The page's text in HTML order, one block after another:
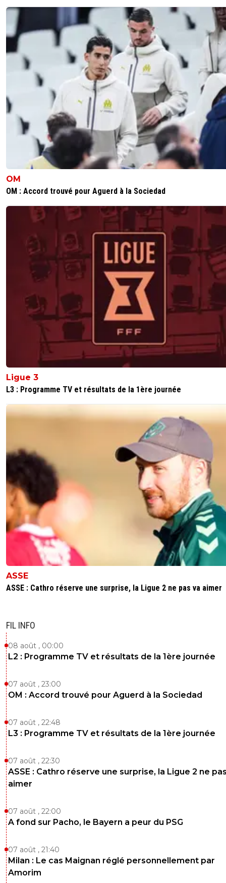
Répondre
ponsard 31 mars 2016 à 19:17
Il ne s'est pas fait prendre dans n'importe quel rayon
Répondre
therockgone-skypiii 31 mars 2016 à 19:00 +0
Faut lui expliquer à quoi sert le lacet pour lunettes. Il faut
mettre la cordelette derrière sinon les lunettes vont
Répondre
lementaliste13 31 mars 2016 à 18:57
on-l-a-jouer-chez-toi
et dire qu'il aurait pue atterrir a Lanùs.... sa sent
bon cette histoire^^!!
31 mars 2016 à 21:55
Mdrrrr pas mal
0+ Répondre
OM
OM : Accord trouvé pour Aguerd à la Sociedad
Ligue 3
L3 : Programme TV et résultats de la 1ère journée
ASSE
ASSE : Cathro réserve une surprise, la Ligue 2 ne pas va aimer
FIL INFO
08 août , 00:00
L2 : Programme TV et résultats de la 1ère journée
07 août , 23:00
OM : Accord trouvé pour Aguerd à la Sociedad
07 août , 22:48
L3 : Programme TV et résultats de la 1ère journée
07 août , 22:30
ASSE : Cathro réserve une surprise, la Ligue 2 ne
aimer
07 août , 22:00
A fond sur Pacho, le Bayern a peur du PSG
07 août , 21:40
Milan : Le cas Maignan réglé personnellement par
Amorim